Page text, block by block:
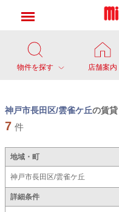
物件を探す 店舗案内
神戸市長田区/雲雀ケ丘の賃
7 件
地域・町
神戸市長田区/雲雀ケ丘
詳細条件